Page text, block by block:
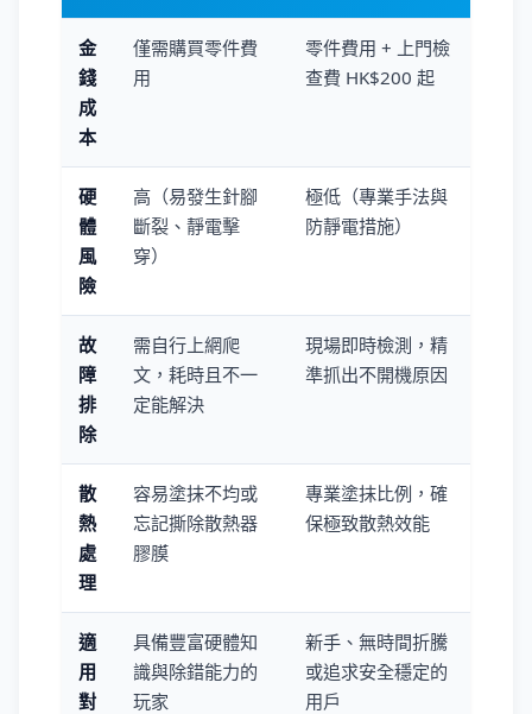
金
錢
成
本
僅需購買零件費
用
零件費用 + 上門檢
查費 HK$200 起
硬
體
風
險
高（易發生針腳
斷裂、靜電擊
穿）
極低（專業手法與
防靜電措施）
故
障
排
除
需自行上網爬
文，耗時且不一
定能解決
現場即時檢測，精
準抓出不開機原因
散
熱
處
理
容易塗抹不均或
忘記撕除散熱器
膠膜
專業塗抹比例，確
保極致散熱效能
適
用
對
具備豐富硬體知
識與除錯能力的
玩家
新手、無時間折騰
或追求安全穩定的
用戶